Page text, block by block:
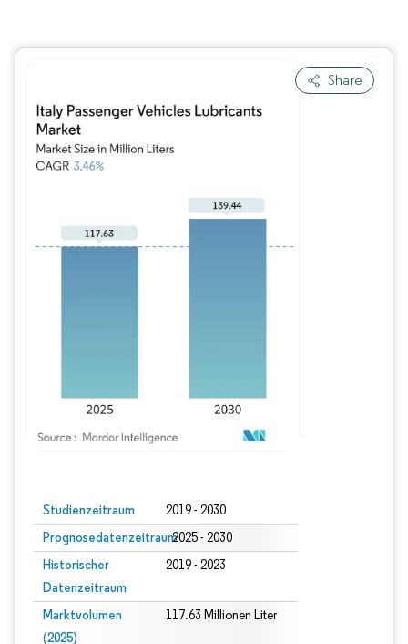
Share
Studienzeitraum 2019 - 2030
Prognosedatenzeitraum2025 - 2030
Historischer
Datenzeitraum
2019 - 2023
Marktvolumen
(2025)
117.63 Millionen Liter